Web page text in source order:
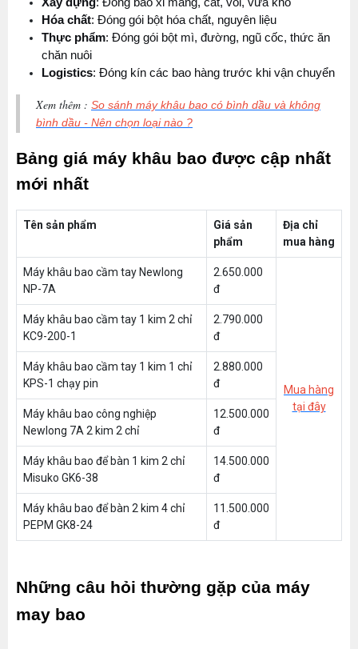
Hóa chất: Đóng gói bột hóa chất, nguyên liệu
Thực phẩm: Đóng gói bột mì, đường, ngũ cốc, thức ăn
chăn nuôi
Logistics: Đóng kín các bao hàng trước khi vận chuyển
Xem thêm : So sánh máy khâu bao có bình dầu và không
bình dầu - Nên chọn loại nào ?
Bảng giá máy khâu bao được cập nhất
mới nhất
Tên sản phẩm
Giá sản
phẩm
Địa chỉ
mua hàng
Máy khâu bao cầm tay Newlong
NP-7A
2.650.000
đ
Mua hàng
tại đây
Máy khâu bao cầm tay 1 kim 2 chỉ
KC9-200-1
2.790.000
đ
Máy khâu bao cầm tay 1 kim 1 chỉ
KPS-1 chạy pin
2.880.000
đ
Máy khâu bao công nghiệp
Newlong 7A 2 kim 2 chỉ
12.500.000
đ
Máy khâu bao để bàn 1 kim 2 chỉ
Misuko GK6-38
14.500.000
đ
Máy khâu bao để bàn 2 kim 4 chỉ
PEPM GK8-24
11.500.000
đ
Những câu hỏi thường gặp của máy
may bao